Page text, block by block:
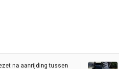
na aanrijding tussen